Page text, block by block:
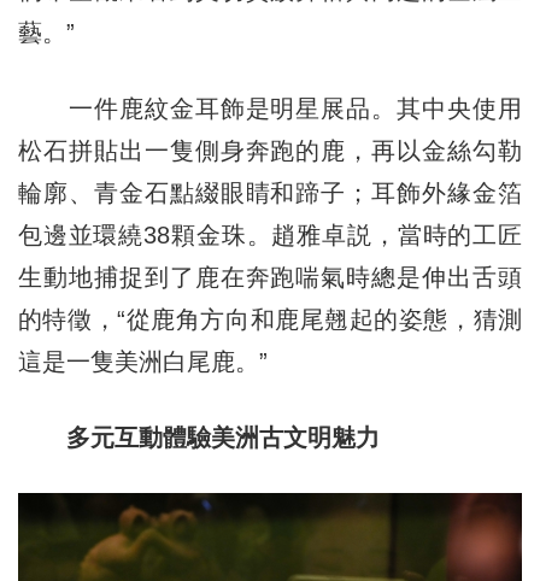
藝。”
一件鹿紋金耳飾是明星展品。其中央使用
松石拼貼出一隻側身奔跑的鹿，再以金絲勾勒
輪廓、青金石點綴眼睛和蹄子；耳飾外緣金箔
包邊並環繞38顆金珠。趙雅卓説，當時的工匠
生動地捕捉到了鹿在奔跑喘氣時總是伸出舌頭
的特徵，“從鹿角方向和鹿尾翹起的姿態，猜測
這是一隻美洲白尾鹿。”
多元互動體驗美洲古文明魅力